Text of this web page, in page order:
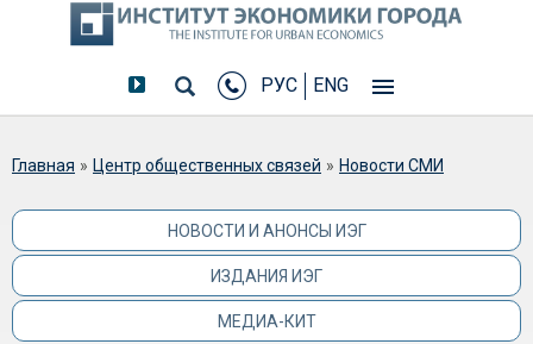
РУС ENG
Вы здесь
Главная » Центр общественных связей » Новости СМИ
НОВОСТИ И АНОНСЫ ИЭГ
ИЗДАНИЯ ИЭГ
МЕДИА-КИТ